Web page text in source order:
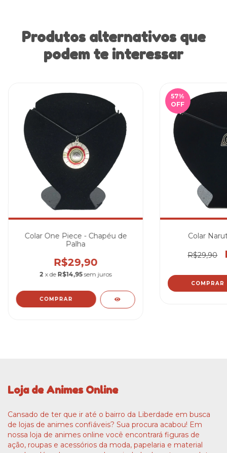
Produtos alternativos que
podem te interessar
Colar One Piece - Chapéu de
Palha
R$29,90
2 x de R$14,95 sem juros
57%
OFF
Colar
R$29,90
Loja de Animes Online
Cansado de ter que ir até o bairro da Liberdade em busca
de lojas de animes confiáveis? Sua procura acabou! Em
nossa loja de animes online você encontrará figuras de
ação, roupas e acessórios da moda, papelaria e material